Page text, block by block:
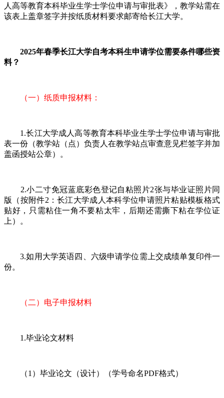
人高等教育本科毕业生学士学位申请与审批表》，教学站需在
该表上盖章签字并按纸质材料要求邮寄给长江大学。
2025年春季长江大学自考本科生申请学位需要条件哪些资
料？
（一）纸质申报材料：
1.长江大学成人高等教育本科毕业生学士学位申请与审批
表一份（教学站（点）负责人在教学站点审查意见栏签字并加
盖函授站公章）。
2.小二寸免冠蓝底彩色登记自粘照片2张与毕业证照片同
版（按附件2：长江大学成人本科学位申请照片粘贴模板格式
贴好，只需粘住一角不要粘太牢，后期还需撕下粘在学位证
上）。
3.如用大学英语四、六级申请学位需上交成绩单复印件一
份。
（二）电子申报材料
1.毕业论文材料
（1）毕业论文（设计）（学号命名PDF格式）